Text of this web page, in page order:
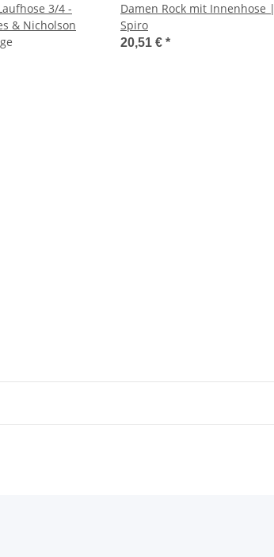
3/4 -
& Nicholson
Damen Rock mit Innenhose |
Spiro
20,51 € *